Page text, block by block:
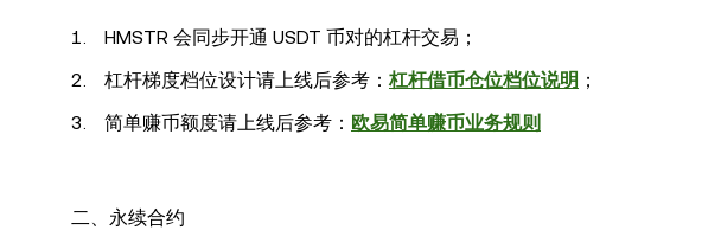
HMSTR 会同步开通 USDT 币对的杠杆交易；
杠杆梯度档位设计请上线后参考： 杠杆借币仓位档位说明 ；
简单赚币额度请上线后参考： 欧易简单赚币业务规则
二、永续合约